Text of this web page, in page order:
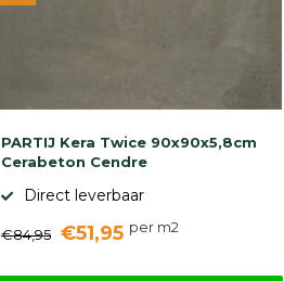
PARTIJ Kera Twice 90x90x5,8cm
Cerabeton Cendre
Direct leverbaar
€84,95 €51,95 per m2